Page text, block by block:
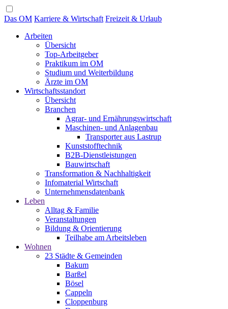
Das OM Karriere & Wirtschaft Freizeit & Urlaub
Arbeiten
Übersicht
Top-Arbeitgeber
Praktikum im OM
Studium und Weiterbildung
Ärzte im OM
Wirtschaftsstandort
Übersicht
Branchen
Agrar- und Ernährungswirtschaft
Maschinen- und Anlagenbau
Transporter aus Lastrup
Kunststofftechnik
B2B-Dienstleistungen
Bauwirtschaft
Transformation & Nachhaltigkeit
Infomaterial Wirtschaft
Unternehmensdatenbank
Leben
Alltag & Familie
Veranstaltungen
Bildung & Orientierung
Teilhabe am Arbeitsleben
Wohnen
23 Städte & Gemeinden
Bakum
Barßel
Bösel
Cappeln
Cloppenburg